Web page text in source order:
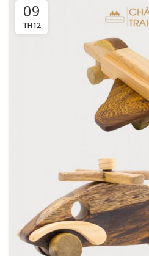
09
TH12